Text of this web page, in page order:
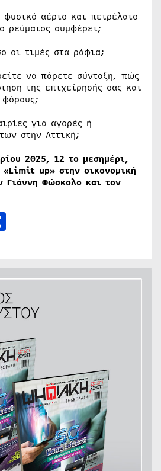
αέριο και πετρέλαιο
ρεύματος συμφέρει;
οι τιμές στα ράφια;
να πάρετε σύνταξη, πώς
της επιχείρησής σας και
για αγορές ή
στην Αττική;
2025, 12 το μεσημέρι,
«Limit up» στην οικονομική
Γιάννη Φώσκολο και τον